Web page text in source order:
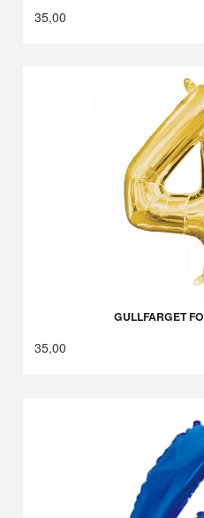
35,00
GULLFARGET
35,00